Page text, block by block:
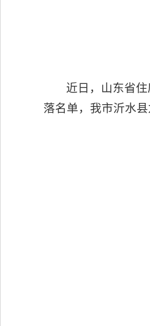
近日，山东省
落名单，我市沂水